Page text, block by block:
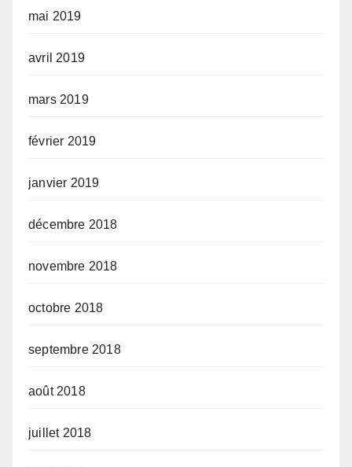
mai 2019
avril 2019
mars 2019
février 2019
janvier 2019
décembre 2018
novembre 2018
octobre 2018
septembre 2018
août 2018
juillet 2018